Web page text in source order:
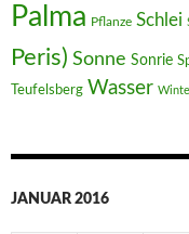
Palma Pflanze Schlei
Peris) Sonne Sonrie
Teufelsberg Wasser
JANUAR 2016